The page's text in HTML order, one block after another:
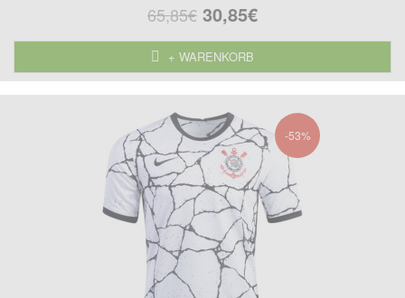
65,85€ 30,85€
+ WARENKORB
-53%